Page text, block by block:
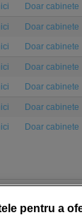
Doar cabinete
Doar cabinete
Doar cabinete
Doar cabinete
Doar cabinete
Doar cabinete
Doar cabinete
pentru a